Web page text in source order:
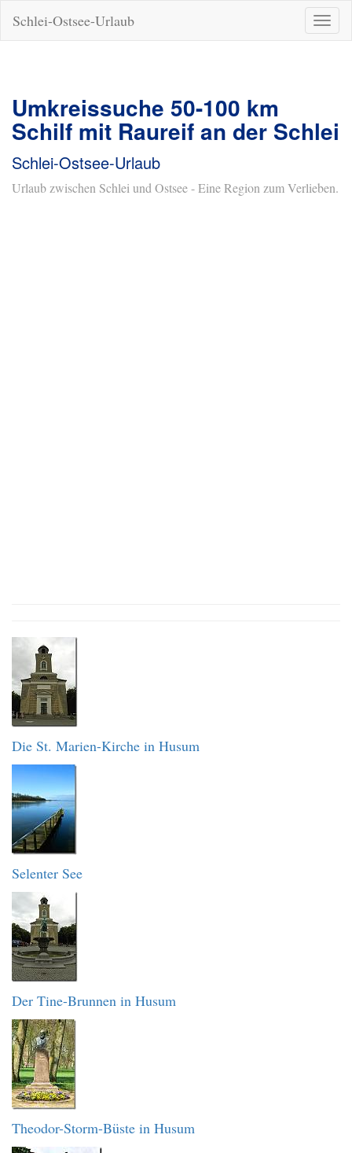
ein-/
Schlei-Ostsee-Urlaub
Umkreissuche 50-100 km
Schilf mit Raureif an der Schlei
Schlei-Ostsee-Urlaub
Urlaub zwischen Schlei und Ostsee - Eine Region zum Verlieben.
Die St. Marien-Kirche in Husum
Selenter See
Der Tine-Brunnen in Husum
Theodor-Storm-Büste in Husum